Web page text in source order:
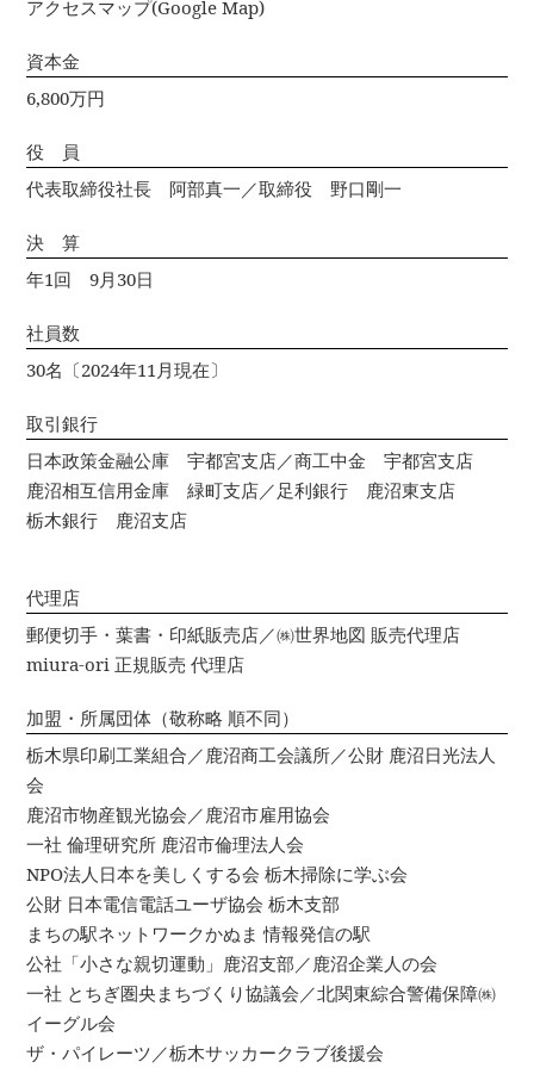
アクセスマップ(Google Map)
資本金
6,800万円
役 員
代表取締役社長 阿部真一／取締役 野口剛一
決 算
年1回 9月30日
社員数
30名〔2024年11月現在〕
取引銀行
日本政策金融公庫 宇都宮支店／商工中金 宇都宮支店
鹿沼相互信用金庫 緑町支店／足利銀行 鹿沼東支店
栃木銀行 鹿沼支店
代理店
郵便切手・葉書・印紙販売店／㈱世界地図 販売代理店
miura-ori 正規販売 代理店
加盟・所属団体（敬称略 順不同）
栃木県印刷工業組合／鹿沼商工会議所／公財 鹿沼日光法人
会
鹿沼市物産観光協会／鹿沼市雇用協会
一社 倫理研究所 鹿沼市倫理法人会
NPO法人日本を美しくする会 栃木掃除に学ぶ会
公財 日本電信電話ユーザ協会 栃木支部
まちの駅ネットワークかぬま 情報発信の駅
公社「小さな親切運動」鹿沼支部／鹿沼企業人の会
一社 とちぎ圏央まちづくり協議会／北関東綜合警備保障㈱
イーグル会
ザ・パイレーツ／栃木サッカークラブ後援会